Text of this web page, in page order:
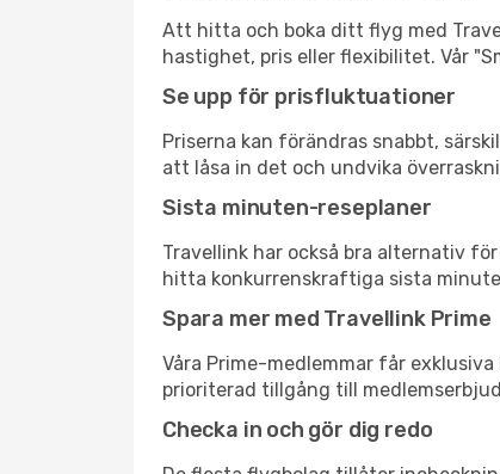
Att hitta och boka ditt flyg med
hastighet, pris eller flexibilitet. Vår
Se upp för prisfluktuationer
Priserna kan förändras snabbt,
att låsa in det och undvika
Sista minuten-reseplaner
Travellink har också bra alternativ
hitta konkurrenskraftiga sista
Spara mer med Travellink Prime
Våra Prime-medlemmar får
prioriterad tillgång till
Checka in och gör dig redo